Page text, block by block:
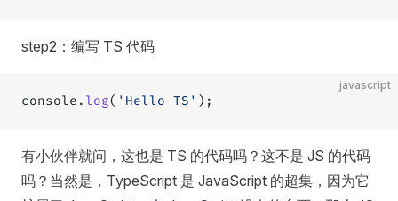
step2：编写 TS 代码
javascript
console. log( 'Hello TS' );
有小伙伴就问，这也是 TS 的代码吗？这不是 JS 的代码
吗？当然是，TypeScript 是 JavaScript 的超集，因为它